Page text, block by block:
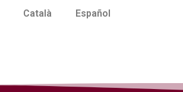
Català Español